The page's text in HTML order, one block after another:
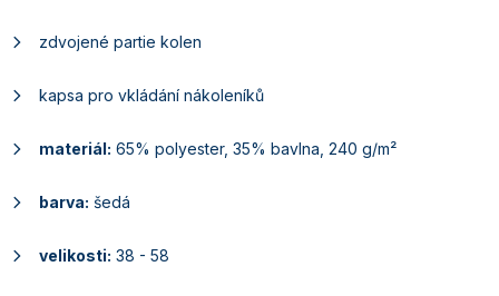
zdvojené partie kolen
kapsa pro vkládání nákoleníků
materiál: 65% polyester, 35% bavlna, 240 g/m²
barva: šedá
velikosti: 38 - 58